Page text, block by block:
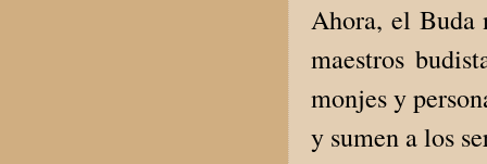
Ahora, el Buda
maestros
monjes y
y sumen a los